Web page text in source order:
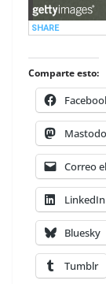
Comparte esto:
Correo
LinkedIn
Bluesky
Tumblr